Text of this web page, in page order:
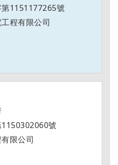
1151177265號
程有限公司
號
限公司